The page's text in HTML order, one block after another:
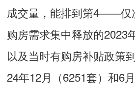
成交量，能排到第4——仅
购房需求集中释放的2023
以及当时有购房补贴政策
24年12月（6251套）和6